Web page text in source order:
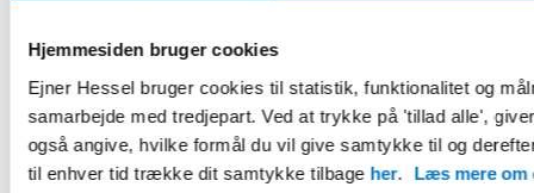
Hjemmesiden bruger cookies
Ejner Hessel bruger cookies til statistik, funktionalitet og
samarbejde med tredjepart. Ved at trykke på 'tillad alle',
også angive, hvilke formål du vil give samtykke til og
til enhver tid trække dit samtykke tilbage her. Læs mere om
* Rabat opnås v. årlig betaling